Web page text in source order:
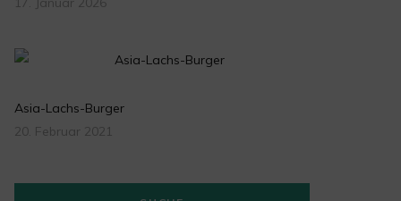
Asia-Lachs-Burger
20. Februar 2021